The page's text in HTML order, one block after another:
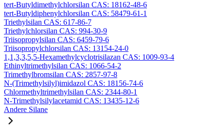
tert-Butyldimethylchlorsilan CAS: 18162-48-6
tert-Butyldiphenylchlorsilan CAS: 58479-61-1
Triethylsilan CAS: 617-86-7
Triethylchlorsilan CAS: 994-30-9
Triisopropylsilan CAS: 6459-79-6
Triisopropylchlorsilan CAS: 13154-24-0
1,1,3,3,5,5-Hexamethylcyclotrisilazan CAS: 1009-93-4
Ethinyltrimethylsilan CAS: 1066-54-2
Trimethylbromsilan CAS: 2857-97-8
N-(Trimethylsilyl)imidazol CAS: 18156-74-6
Chlormethyltrimethylsilan CAS: 2344-80-1
N-Trimethylsilylacetamid CAS: 13435-12-6
Andere Silane